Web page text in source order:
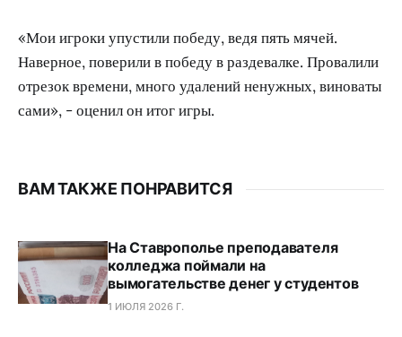
«Мои игроки упустили победу, ведя пять мячей.
Наверное, поверили в победу в раздевалке. Провалили
отрезок времени, много удалений ненужных, виноваты
сами», - оценил он итог игры.
ВАМ ТАКЖЕ ПОНРАВИТСЯ
На Ставрополье преподавателя
колледжа поймали на
вымогательстве денег у студентов
1 ИЮЛЯ 2026 Г.